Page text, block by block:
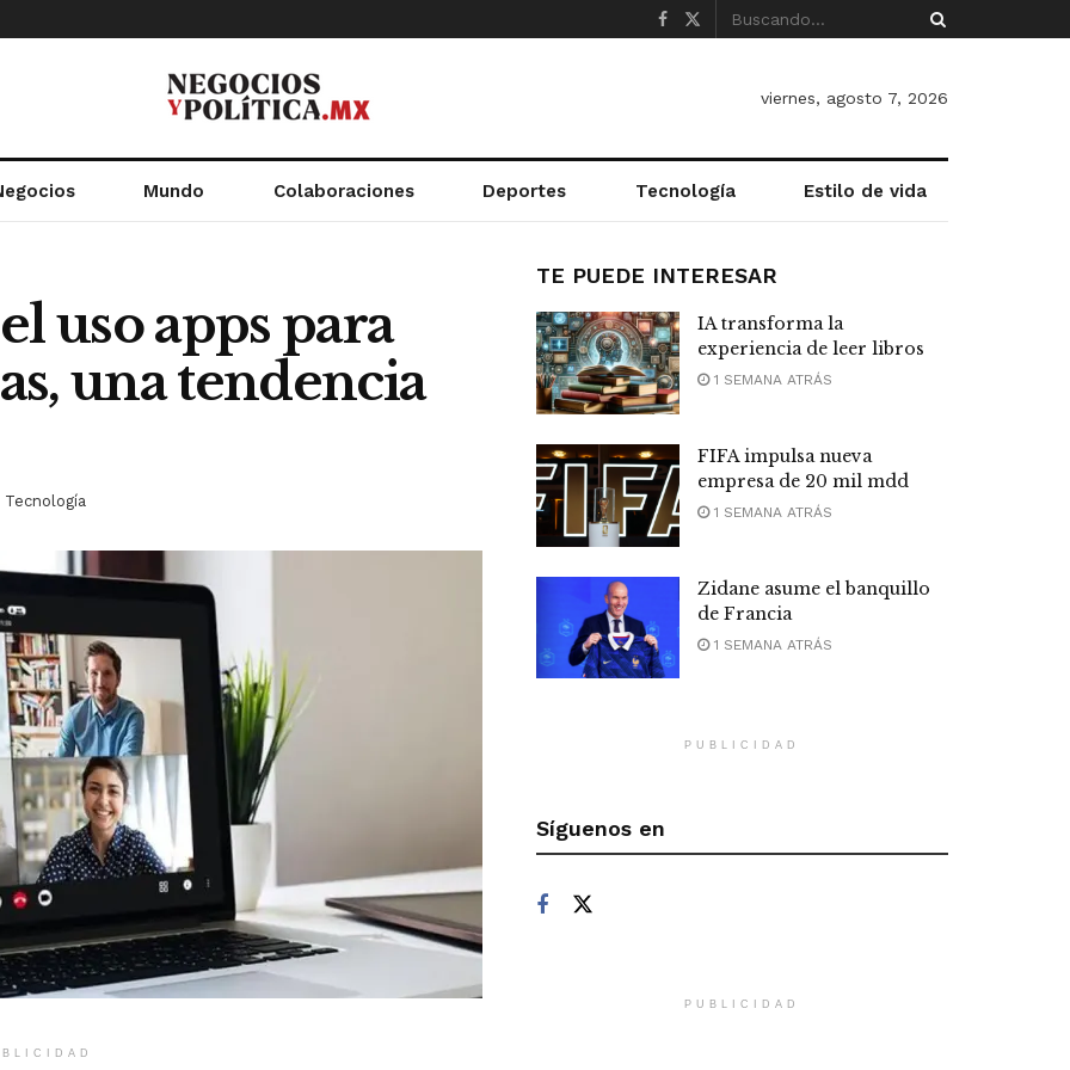
viernes, agosto 7, 2026
Mundo Colaboraciones Deportes Tecnología Estilo de vida
uso apps para
una tendencia
Tecnología
TE PUEDE INTERESAR
IA transforma la
experiencia de leer libros
1 SEMANA ATRÁS
FIFA impulsa nueva
empresa de 20 mil mdd
1 SEMANA ATRÁS
Zidane asume el banquillo
de Francia
1 SEMANA ATRÁS
PUBLICIDAD
Síguenos en
PUBLICIDAD